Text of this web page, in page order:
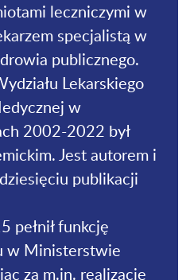
leczniczymi w
specjalistą w
publicznego.
Lekarskiego
w
2002-2022 był
Jest autorem i
publikacji
pełnił funkcję
w Ministerstwie
za m.in. realizację